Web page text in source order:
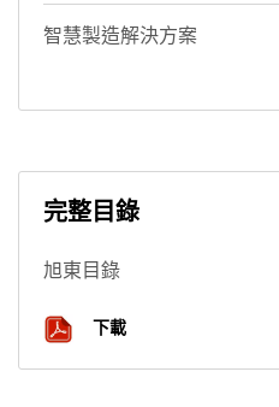
智慧製造解決方案
完整目錄
旭東目錄
下載